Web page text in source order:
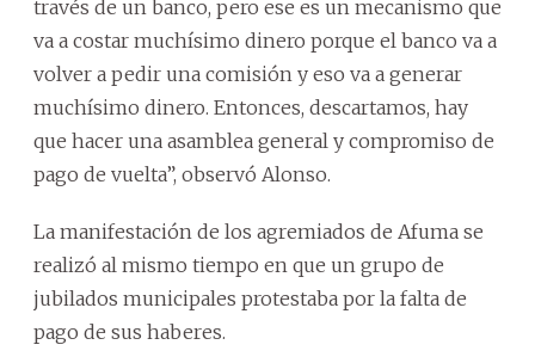
través de un banco, pero ese es un mecanismo que
va a costar muchísimo dinero porque el banco va a
volver a pedir una comisión y eso va a generar
muchísimo dinero. Entonces, descartamos, hay
que hacer una asamblea general y compromiso de
pago de vuelta”, observó Alonso.
La manifestación de los agremiados de Afuma se
realizó al mismo tiempo en que un grupo de
jubilados municipales protestaba por la falta de
pago de sus haberes.